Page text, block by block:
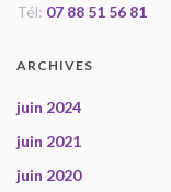
Tél: 07 88 51 56 81
ARCHIVES
juin 2024
juin 2021
juin 2020